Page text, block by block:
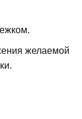
желаемой